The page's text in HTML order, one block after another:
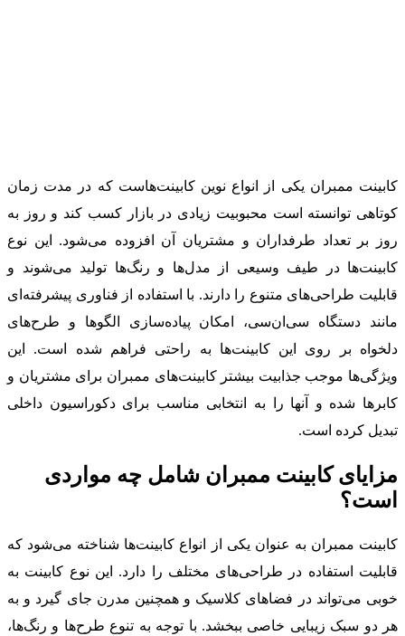
کابینت ممبران یکی از انواع نوین کابینت‌هاست که در مدت زمان
کوتاهی توانسته است محبوبیت زیادی در بازار کسب کند و روز به
روز بر تعداد طرفداران و مشتریان آن افزوده می‌شود. این نوع
کابینت‌ها در طیف وسیعی از مدل‌ها و رنگ‌ها تولید می‌شوند و
قابلیت طراحی‌های متنوع را دارند. با استفاده از فناوری پیشرفته‌ای
مانند دستگاه سی‌ان‌سی، امکان پیاده‌سازی الگوها و طرح‌های
دلخواه بر روی این کابینت‌ها به راحتی فراهم شده است. این
ویژگی‌ها موجب جذابیت بیشتر کابینت‌های ممبران برای مشتریان و
کابرها شده و آنها را به انتخابی مناسب برای دکوراسیون داخلی
تبدیل کرده است.
مزایای کابینت ممبران شامل چه مواردی
است؟
کابینت ممبران به عنوان یکی از انواع کابینت‌ها شناخته می‌شود که
قابلیت استفاده در طراحی‌های مختلف را دارد. این نوع کابینت به
خوبی می‌تواند در فضاهای کلاسیک و همچنین مدرن جای گیرد و به
هر دو سبک زیبایی خاصی ببخشد. با توجه به تنوع طرح‌ها و رنگ‌ها،